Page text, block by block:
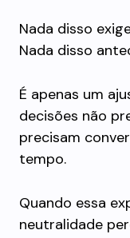
Nada disso
Nada disso
É apenas um
decisões não
precisam
tempo.
Quando essa
neutralidade